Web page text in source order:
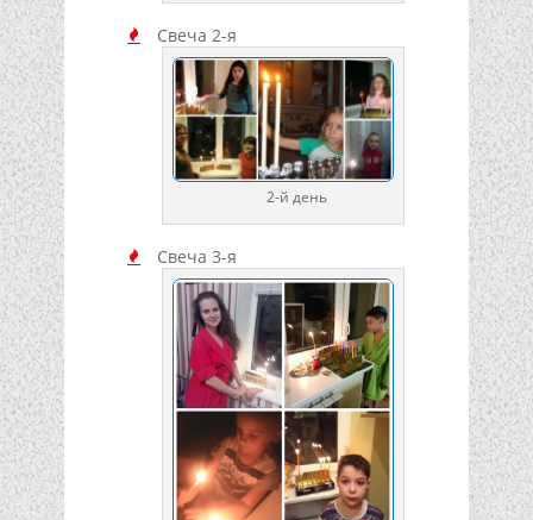
Свеча 2-я
2-й день
Свеча 3-я